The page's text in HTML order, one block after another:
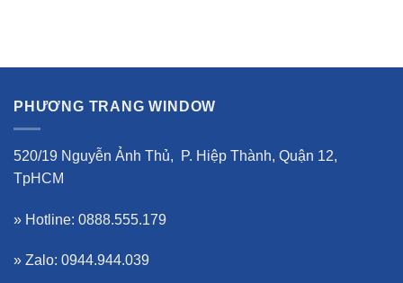
PHƯƠNG TRANG WINDOW
520/19 Nguyễn Ảnh Thủ, P. Hiệp Thành, Quận 12,
TpHCM
» Hotline: 0888.555.179
» Zalo: 0944.944.039